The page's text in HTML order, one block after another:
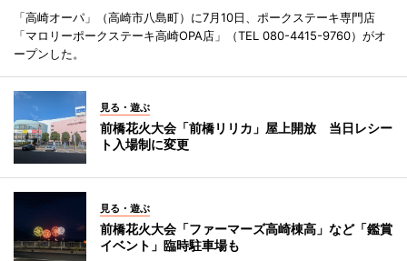
「高崎オーパ」（高崎市八島町）に7月10日、ポークステーキ専門店
「マロリーポークステーキ高崎OPA店」（TEL 080-4415-9760）がオ
ープンした。
見る・遊ぶ
前橋花火大会「前橋リリカ」屋上開放 当日レシー
ト入場制に変更
見る・遊ぶ
前橋花火大会「ファーマーズ高崎棟高」など「鑑賞
イベント」臨時駐車場も